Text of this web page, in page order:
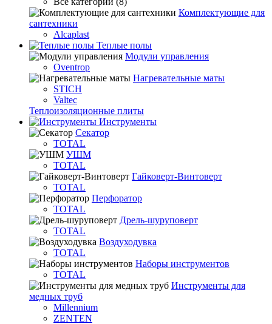
Комплектующие для
сантехники
Alcaplast
Теплые полы
Модули управления
Oventrop
Нагревательные маты
STICH
Valtec
Теплоизоляционные плиты
Инструменты
Секатор
TOTAL
УШМ
TOTAL
Гайковерт-Винтоверт
TOTAL
Перфоратор
TOTAL
Дрель-шуруповерт
TOTAL
Воздуходувка
TOTAL
Наборы инструментов
TOTAL
Инструменты для
медных труб
Millennium
ZENTEN